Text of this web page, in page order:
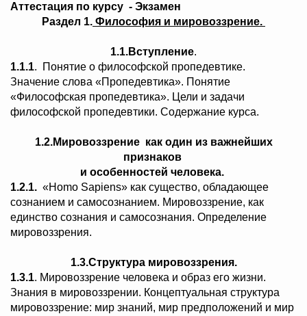
Аттестация по курсу - Экзамен
Раздел 1. Философия и мировоззрение.
1.1.Вступление.
1.1.1. Понятие о философской пропедевтике.
Значение слова «Пропедевтика». Понятие
«Философская пропедевтика». Цели и задачи
философской пропедевтики. Содержание курса.
1.2.Мировоззрение как один из важнейших
признаков
и особенностей человека.
1.2.1. «Homo Sapiens» как существо, обладающее
сознанием и самосознанием. Мировоззрение, как
единство сознания и самосознания. Определение
мировоззрения.
1.3.Структура мировоззрения.
1.3.1. Мировоззрение человека и образ его жизни.
Знания в мировоззрении. Концептуальная структура
мировоззрение: мир знаний, мир предположений и мир